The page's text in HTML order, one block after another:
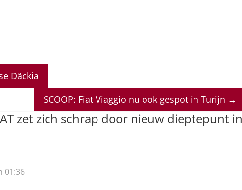
Däckia
SCOOP: Fiat Viaggio nu ook gespot in Turijn →
zet zich schrap door nieuw dieptepunt in
01:36